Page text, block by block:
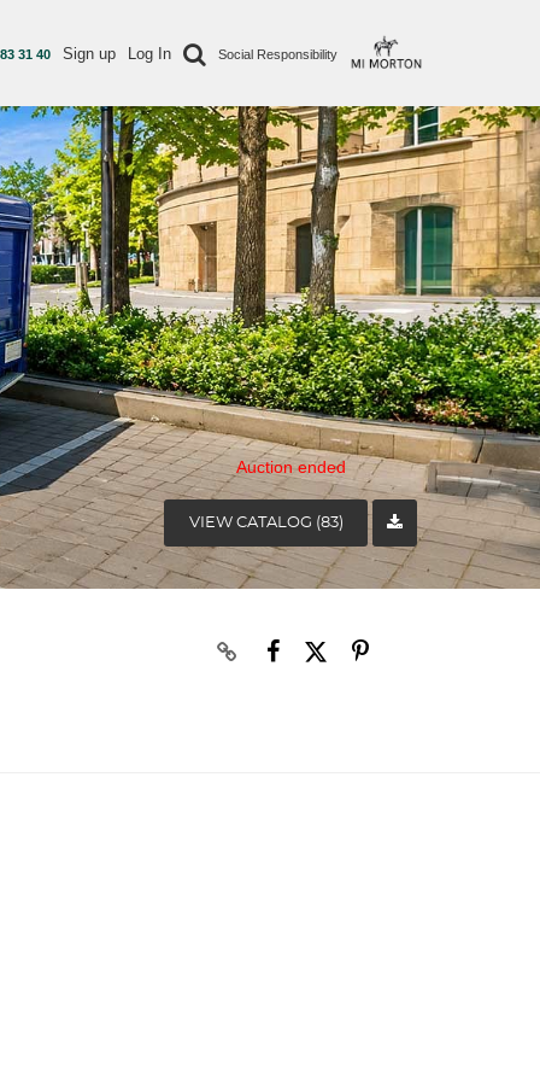
31 40 Sign up Log In Social Responsibility
Auction ended
VIEW CATALOG (83)